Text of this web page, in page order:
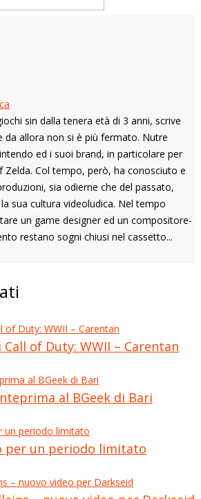
sin dalla tenera età di 3 anni, scrive
da allora non si è più fermato. Nutre
ed i suoi brand, in particolare per
Zelda. Col tempo, però, ha conosciuto e
sia odierne che del passato,
sua cultura videoludica. Nel tempo
un game designer ed un compositore-
restano sogni chiusi nel cassetto...
of Duty: WWII – Carentan
al BGeek di Bari
per un periodo limitato